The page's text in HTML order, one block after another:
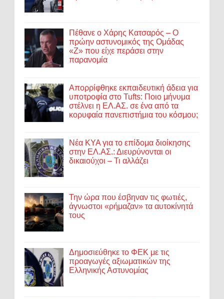
Πέθανε ο Χάρης Κατσαρός – Ο
πρώην αστυνομικός της Ομάδας
«Ζ» που είχε περάσει στην
παρανομία
Απορρίφθηκε εκπαιδευτική άδεια για
υποτροφία στο Tufts: Ποιο μήνυμα
στέλνει η ΕΛ.ΑΣ. σε ένα από τα
κορυφαία πανεπιστήμια του κόσμου;
Νέα ΚΥΑ για το επίδομα διοίκησης
στην ΕΛ.ΑΣ.: Διευρύνονται οι
δικαιούχοι – Τι αλλάζει
Την ώρα που έσβηναν τις φωτιές,
άγνωστοι «ρήμαζαν» τα αυτοκίνητά
τους
Δημοσιεύθηκε το ΦΕΚ με τις
προαγωγές αξιωματικών της
Ελληνικής Αστυνομίας